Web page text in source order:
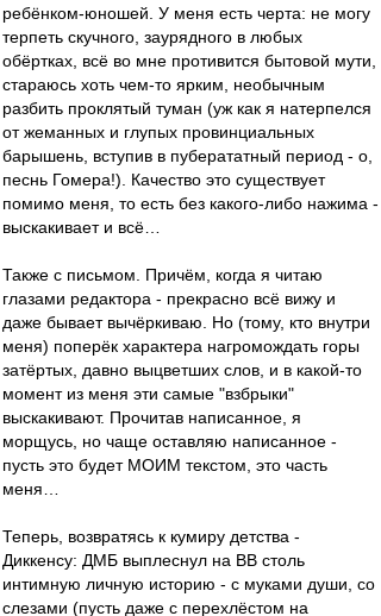
ребёнком-юношей. У меня есть черта: не могу
терпеть скучного, заурядного в любых
обёртках, всё во мне противится бытовой мути,
стараюсь хоть чем-то ярким, необычным
разбить проклятый туман (уж как я натерпелся
от жеманных и глупых провинциальных
барышень, вступив в пуберататный период - о,
песнь Гомера!). Качество это существует
помимо меня, то есть без какого-либо нажима -
выскакивает и всё…
Также с письмом. Причём, когда я читаю
глазами редактора - прекрасно всё вижу и
даже бывает вычёркиваю. Но (тому, кто внутри
меня) поперёк характера нагромождать горы
затёртых, давно выцветших слов, и в какой-то
момент из меня эти самые "взбрыки"
выскакивают. Прочитав написанное, я
морщусь, но чаще оставляю написанное -
пусть это будет МОИМ текстом, это часть
меня…
Теперь, возвратясь к кумиру детства -
Диккенсу: ДМБ выплеснул на ВВ столь
интимную личную историю - с муками души, со
слезами (пусть даже с перехлёстом на